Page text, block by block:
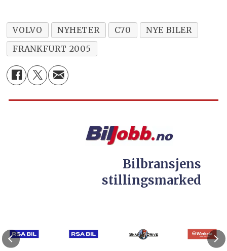
VOLVO NYHETER C70
NYE BILER
FRANKFURT 2005
Bilbransjens
stillingsmarked